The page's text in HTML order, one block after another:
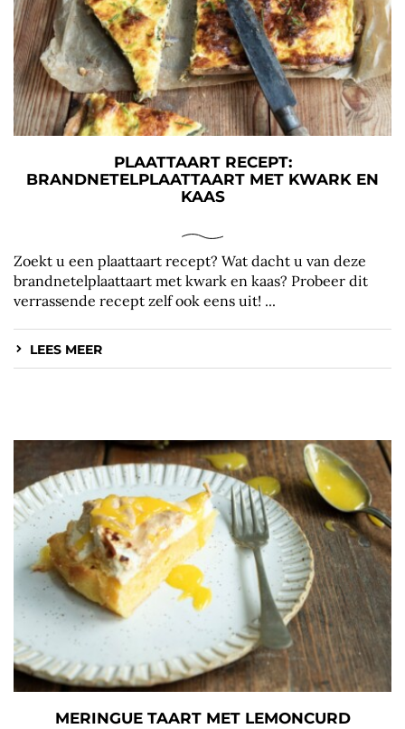
PLAATTAART RECEPT:
BRANDNETELPLAATTAART MET KWARK EN
KAAS
Zoekt u een plaattaart recept? Wat dacht u van deze
brandnetelplaattaart met kwark en kaas? Probeer dit
verrassende recept zelf ook eens uit! ...
LEES MEER
MERINGUE TAART MET LEMONCURD